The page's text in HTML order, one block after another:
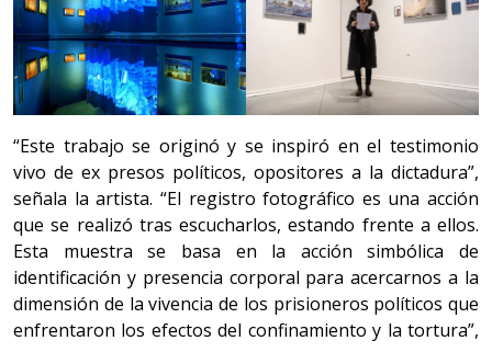
“Este trabajo se originó y se inspiró en el testimonio
vivo de ex presos políticos, opositores a la dictadura”,
señala la artista. “El registro fotográfico es una acción
que se realizó tras escucharlos, estando frente a ellos.
Esta muestra se basa en la acción simbólica de
identificación y presencia corporal para acercarnos a la
dimensión de la vivencia de los prisioneros políticos que
enfrentaron los efectos del confinamiento y la tortura”,